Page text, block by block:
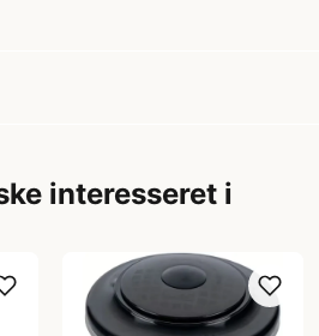
interesseret i